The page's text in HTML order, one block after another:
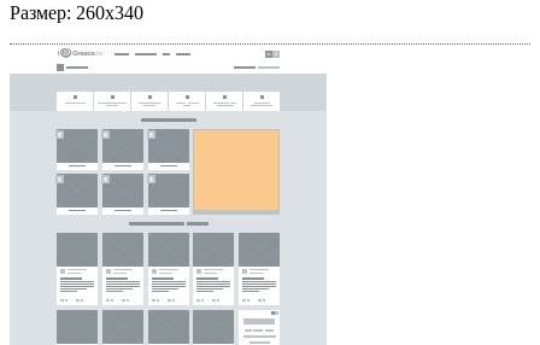
Размер: 260x340